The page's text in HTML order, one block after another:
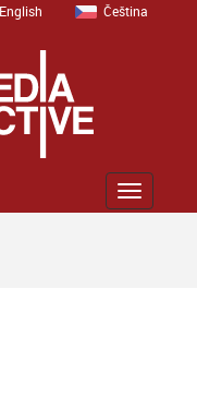
English Čeština
Zobrazit
menu